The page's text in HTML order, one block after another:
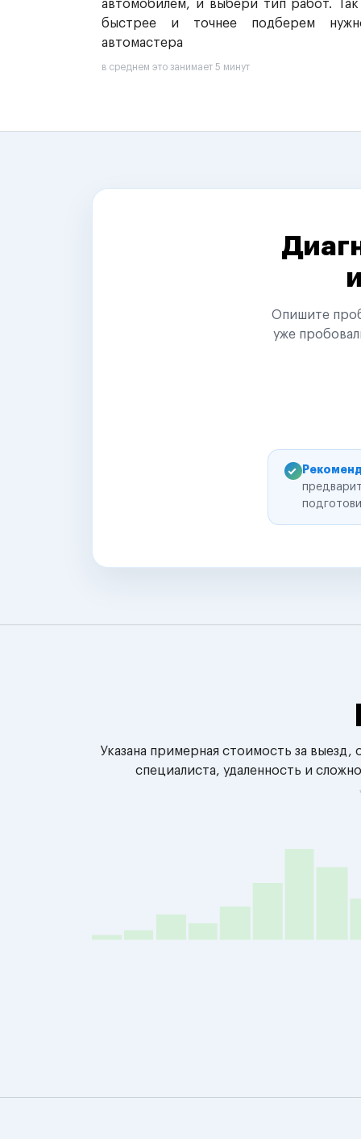
автомобилем, и выбери тип работ.
быстрее и точнее подберем
автомастера
в среднем это занимает 5 минут
Опишите
уже
Указана примерная стоимость за
специалиста, удаленность и